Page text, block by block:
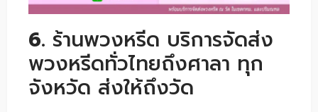
6. ร้านพวงหรีด บริการจัดส่ง
พวงหรีดทั่วไทยถึงศาลา ทุก
จังหวัด ส่งให้ถึงวัด